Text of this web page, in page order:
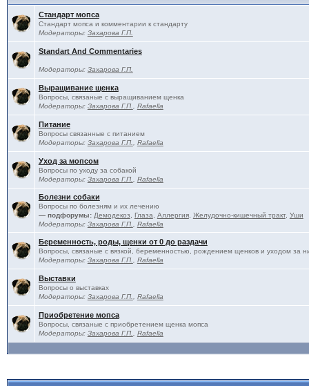
Стандарт мопса
Стандарт мопса и комментарии к стандарту
Модераторы: Захарова Г.П.
Standart And Commentaries
Модераторы: Захарова Г.П.
Выращивание щенка
Вопросы, связаные с выращиванием щенка
Модераторы: Захарова Г.П. Rafaella
Питание
Вопросы связанные с питанием
Модераторы: Захарова Г.П. Rafaella
Уход за мопсом
Вопросы по уходу за собакой
Модераторы: Захарова Г.П. Rafaella
Болезни собаки
Вопросы по болезням и их лечению
— подфорумы: Демодекоз Глаза Аллергия, Желудочно-кишечный тракт, Уши
Модераторы: Захарова Г.П. Rafaella
Беременность, роды, щенки от 0 до раздачи
Вопросы, связаные с вязкой, беременностью, рождением щенков и уходом за
Модераторы: Захарова Г.П. Rafaella
Выставки
Вопросы о выставках
Модераторы: Захарова Г.П. Rafaella
Приобретение мопса
Вопросы, связаные с приобретением щенка мопса
Модераторы: Захарова Г.П. Rafaella